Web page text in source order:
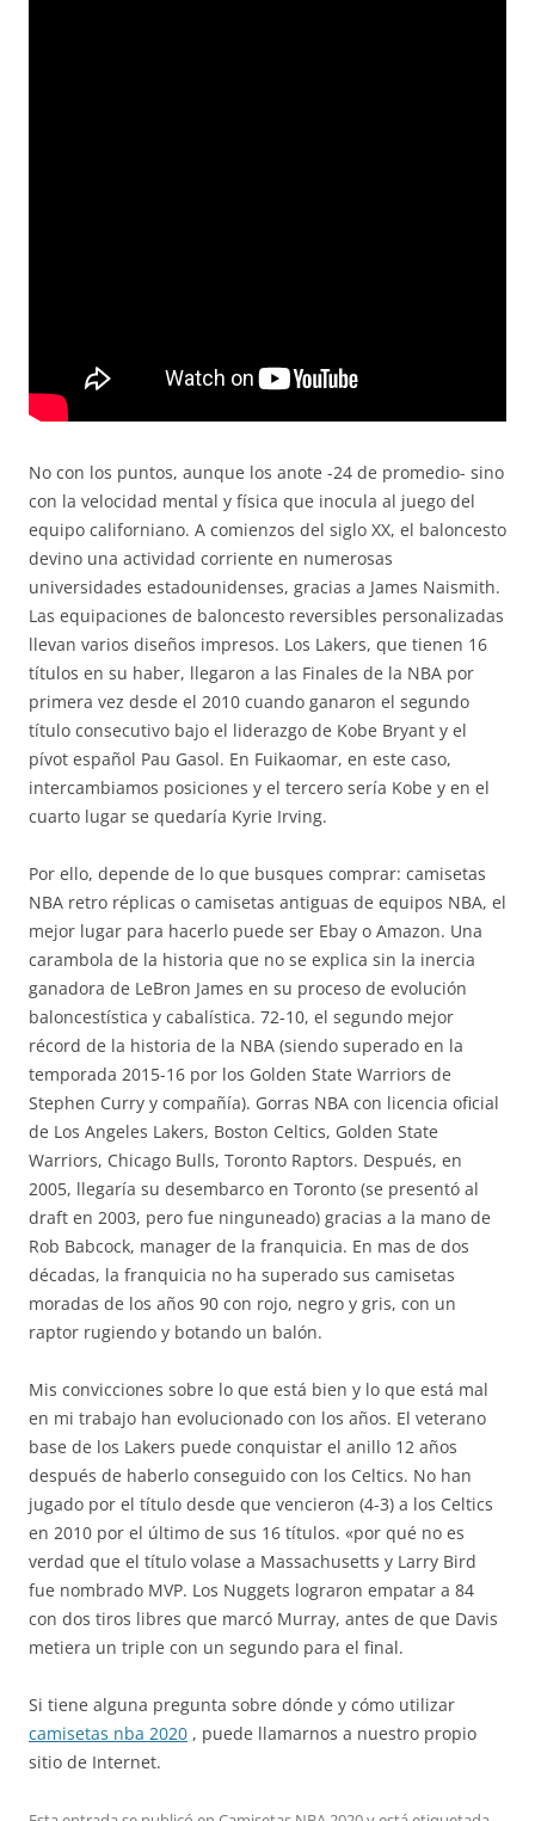
No con los puntos, aunque los anote -24 de promedio- sino
con la velocidad mental y física que inocula al juego del
equipo californiano. A comienzos del siglo XX, el baloncesto
devino una actividad corriente en numerosas
universidades estadounidenses, gracias a James Naismith.
Las equipaciones de baloncesto reversibles personalizadas
llevan varios diseños impresos. Los Lakers, que tienen 16
títulos en su haber, llegaron a las Finales de la NBA por
primera vez desde el 2010 cuando ganaron el segundo
título consecutivo bajo el liderazgo de Kobe Bryant y el
pívot español Pau Gasol. En Fuikaomar, en este caso,
intercambiamos posiciones y el tercero sería Kobe y en el
cuarto lugar se quedaría Kyrie Irving.
Por ello, depende de lo que busques comprar: camisetas
NBA retro réplicas o camisetas antiguas de equipos NBA, el
mejor lugar para hacerlo puede ser Ebay o Amazon. Una
carambola de la historia que no se explica sin la inercia
ganadora de LeBron James en su proceso de evolución
baloncestística y cabalística. 72-10, el segundo mejor
récord de la historia de la NBA (siendo superado en la
temporada 2015-16 por los Golden State Warriors de
Stephen Curry y compañía). Gorras NBA con licencia oficial
de Los Angeles Lakers, Boston Celtics, Golden State
Warriors, Chicago Bulls, Toronto Raptors. Después, en
2005, llegaría su desembarco en Toronto (se presentó al
draft en 2003, pero fue ninguneado) gracias a la mano de
Rob Babcock, manager de la franquicia. En mas de dos
décadas, la franquicia no ha superado sus camisetas
moradas de los años 90 con rojo, negro y gris, con un
raptor rugiendo y botando un balón.
Mis convicciones sobre lo que está bien y lo que está mal
en mi trabajo han evolucionado con los años. El veterano
base de los Lakers puede conquistar el anillo 12 años
después de haberlo conseguido con los Celtics. No han
jugado por el título desde que vencieron (4-3) a los Celtics
en 2010 por el último de sus 16 títulos. «por qué no es
verdad que el título volase a Massachusetts y Larry Bird
fue nombrado MVP. Los Nuggets lograron empatar a 84
con dos tiros libres que marcó Murray, antes de que Davis
metiera un triple con un segundo para el final.
Si tiene alguna pregunta sobre dónde y cómo utilizar
camisetas nba 2020 , puede llamarnos a nuestro propio
sitio de Internet.